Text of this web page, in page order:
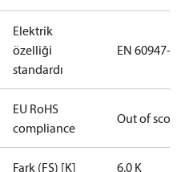
Elektrik
özelliği
standardı
EN 60947-5
EU RoHS
compliance
Out of scope
Fark (FS) [K] 6.0 K